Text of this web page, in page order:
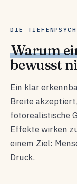
DIE
Warum
bewusst
Ein klar
Breite
fotorealistische
Effekte wirken
einem Ziel:
Druck.